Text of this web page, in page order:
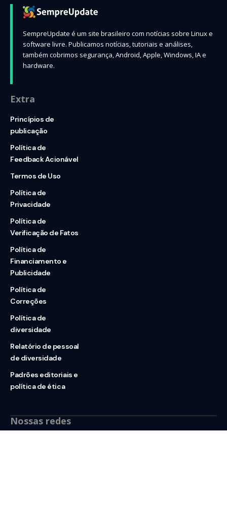
SempreUpdate é um site brasileiro com notícias sobre Linux e
software livre. Publicamos notícias, tutoriais e análises,
também cobrimos segurança, Android, Apple, Windows, IA e
hardware.
Extra
Princípios de
publicação
Política de
Feedback Acionável
Termos de Uso
Política de
Privacidade
Política de
Verificação de Fatos
Política de
Financiamento e
Publicidade
Política de
Correções
Política de
diversidade
Relatório de pessoal
de diversidade
Padrões editoriais e
política de ética
Nossas redes